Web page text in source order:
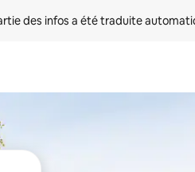
des infos a été traduite